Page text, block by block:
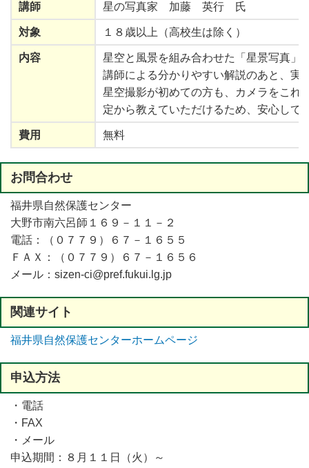
講師 星の写真家 加藤 英行 氏
対象 １８歳以上（高校生は除く）
内容
星空と風景を組み合わせた「星景写真」
講師による分かりやすい解説のあと、実
星空撮影が初めての方も、カメラをこれ
定から教えていただけるため、安心し
費用 無料
お問合わせ
福井県自然保護センター
大野市南六呂師１６９－１１－２
電話：（０７７９）６７－１６５５
ＦＡＸ：（０７７９）６７－１６５６
メール：sizen-ci@pref.fukui.lg.jp
関連サイト
福井県自然保護センターホームページ
申込方法
・電話
・FAX
・メール
申込期間：８月１１日（火）～